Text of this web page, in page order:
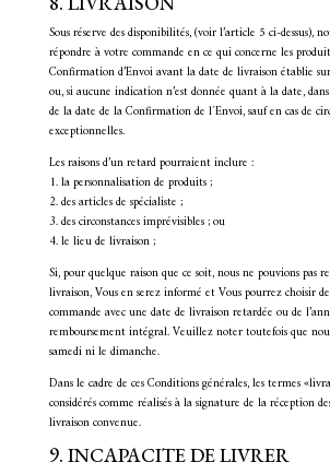
Sous réserve des disponibilités, (voir l’article 5 ci-dessus),
répondre à votre commande en ce qui concerne les
Confirmation d’Envoi avant la date de livraison établie
ou, si aucune indication n’est donnée quant à la date,
de la date de la Confirmation de l´Envoi, sauf en cas de
exceptionnelles.
Les raisons d’un retard pourraient inclure :
1. la personnalisation de produits ;
2. des articles de spécialiste ;
3. des circonstances imprévisibles ; ou
4. le lieu de livraison ;
Si, pour quelque raison que ce soit, nous ne pouvions pas
livraison, Vous en serez informé et Vous pourrez choisir
commande avec une date de livraison retardée ou de
remboursement intégral. Veuillez noter toutefois que
samedi ni le dimanche.
Dans le cadre de ces Conditions générales, les termes
considérés comme réalisés à la signature de la réception
livraison convenue.
9. INCAPACITE DE LIVRER